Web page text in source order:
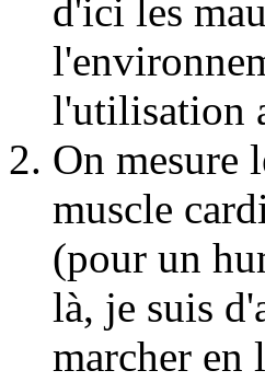
d'ici les
l'utilisation
On mesure
muscle
(pour un
là, je suis
marcher en